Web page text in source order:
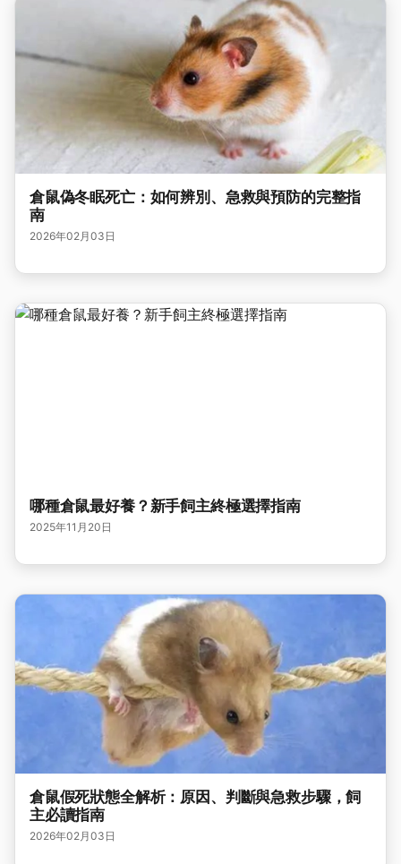
倉鼠偽冬眠死亡：如何辨別、急救與預防的完整指
南
2026年02月03日
哪種倉鼠最好養？新手飼主終極選擇指南
2025年11月20日
倉鼠假死狀態全解析：原因、判斷與急救步驟，飼
主必讀指南
2026年02月03日